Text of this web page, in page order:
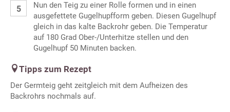
Nun den Teig zu einer Rolle formen und in einen
ausgefettete Gugelhupfform geben. Diesen Gugelhupf
gleich in das kalte Backrohr geben. Die Temperatur
auf 180 Grad Ober-/Unterhitze stellen und den
Gugelhupf 50 Minuten backen.
Tipps zum Rezept
Der Germteig geht zeitgleich mit dem Aufheizen des
Backrohrs nochmals auf.